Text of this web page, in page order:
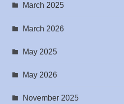
March 2025
March 2026
May 2025
May 2026
November 2025